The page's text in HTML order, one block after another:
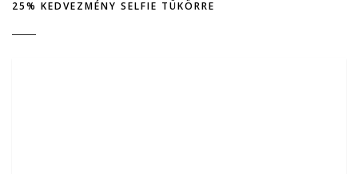
25% KEDVEZMÉNY SELFIE TÜKÖRRE